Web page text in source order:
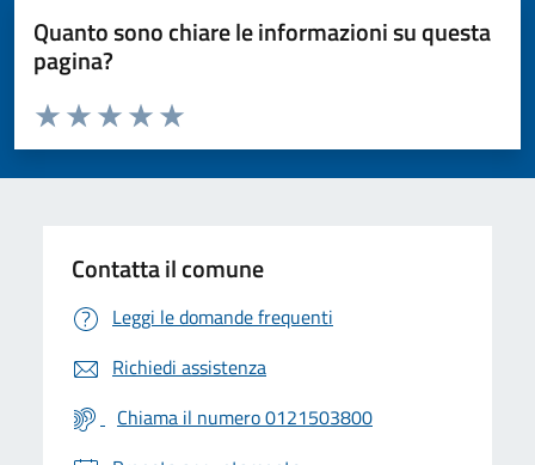
Quanto sono chiare le informazioni su questa
pagina?
Valuta da 1 a 5 stelle la pagina
Valuta 5 stelle su 5
Valuta 4 stelle su 5
Valuta 3 stelle su 5
Valuta 2 stelle su 5
Valuta 1 stelle su 5
Contatta il comune
Leggi le domande frequenti
Richiedi assistenza
Chiama il numero 0121503800